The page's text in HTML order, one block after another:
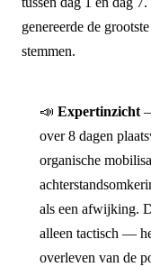
genereerde de
stemmen.
📣 Expertinzicht
over 8 dagen
organische
als een afwijking.
alleen tactisch —
overleven van de